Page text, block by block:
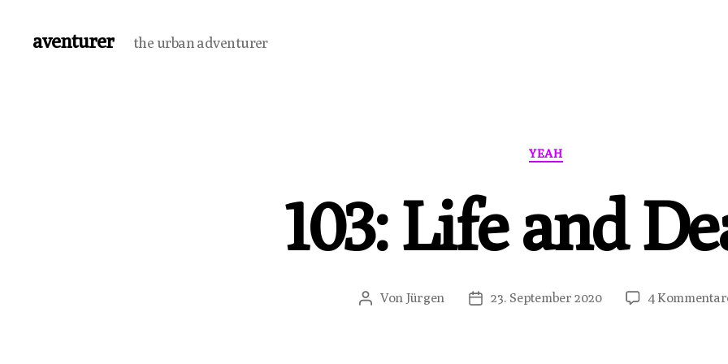
aventurer the urban adventurer
Kategorien
YEAH
103: Life and
Beitragsautor
Von Jürgen Veröffentlichungsdatum
23. September 2020 4